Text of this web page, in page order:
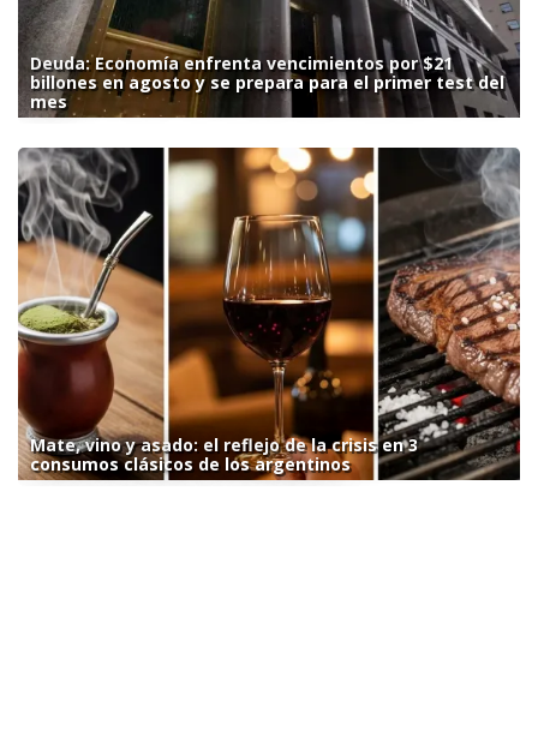
Deuda: Economía enfrenta vencimientos por $21
billones en agosto y se prepara para el primer test del
mes
Mate, vino y asado: el reflejo de la crisis en 3
consumos clásicos de los argentinos